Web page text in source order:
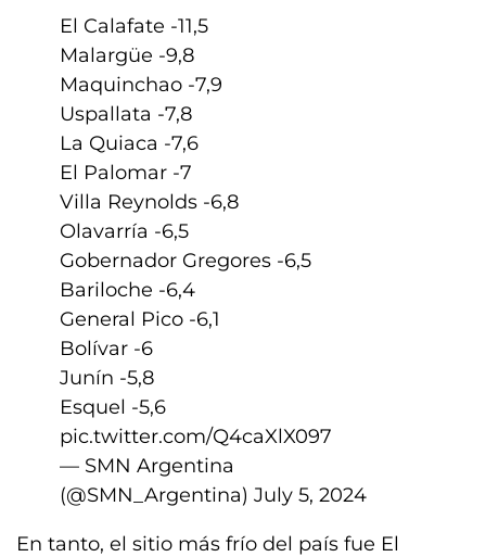
El Calafate -11,5
Malargüe -9,8
Maquinchao -7,9
Uspallata -7,8
La Quiaca -7,6
El Palomar -7
Villa Reynolds -6,8
Olavarría -6,5
Gobernador Gregores -6,5
Bariloche -6,4
General Pico -6,1
Bolívar -6
Junín -5,8
Esquel -5,6
pic.twitter.com/Q4caXlX097
— SMN Argentina
(@SMN_Argentina) July 5, 2024
En tanto, el sitio más frío del país fue El